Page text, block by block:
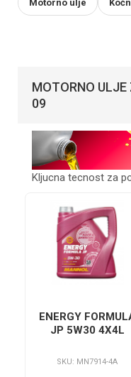
Motorno ulje
MOTORNO
09
Kljucna tecnost za
ENERGY
JP 5W30 4X4L
SKU: MN7914-4A